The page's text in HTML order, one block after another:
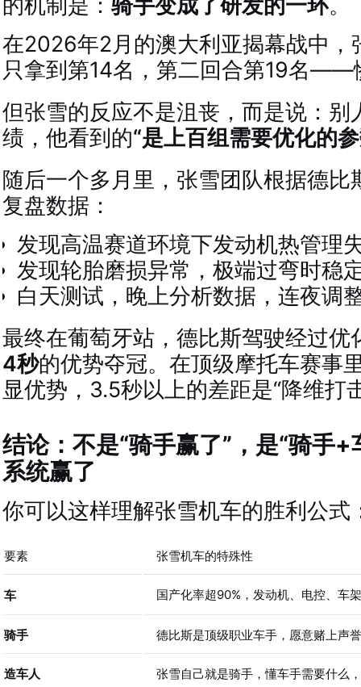
在2026年2月的澳大利亚揭幕战中，
只拿到第14名，第二回合第19名——
但张雪的反应不是沮丧，而是说：别
绩，他看到的“是上百组需要优化的
随后一个多月里，张雪团队根据德比
复盘数据：
发现高温赛道环境下发动机热管理
发现轮胎磨损异常，极端过弯时稳
白天测试，晚上分析数据，连夜调
最终在葡萄牙站，德比斯驾驶经过优
4秒的优势夺冠。在顶级摩托车赛事
显优势，3.5秒以上的差距是“降维打
结论：不是“骑手赢了”，是“骑手
系统赢了
你可以这样理解张雪机车的胜利公式
要素 张雪机车的特殊性
车 国产化率超90%，发动机、电控、车
骑手 德比斯是顶级职业车手，愿意赌上声
造车人 张雪自己就是骑手，懂车手需要什么